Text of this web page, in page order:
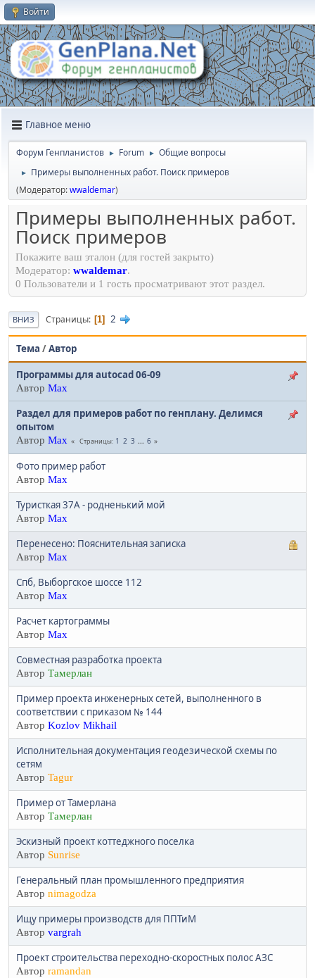
Войти
Главное меню
Форум Генпланистов ► Forum ► Общие вопросы
►
Примеры выполненных работ. Поиск примеров
(Модератор:wwaldemar)
Примеры выполненных работ.
Поиск примеров
Покажите ваш эталон (для гостей закрыто)
Модератор: wwaldemar.
0 Пользователи и 1 гость просматривают этот раздел.
ВНИЗ Страницы 1 2
Тема /Автор
Программы для autocad 06-09
Автор Max
Раздел для примеров работ по генплану. Делимся
опытом
Автор Max Страницы 1 2 3 ... 6
Фото пример работ
Автор Max
Туристкая 37А - родненький мой
Автор Max
Перенесено: Пояснительная записка
Автор Max
Спб, Выборгское шоссе 112
Автор Max
Расчет картограммы
Автор Max
Совместная разработка проекта
Автор Тамерлан
Пример проекта инженерных сетей, выполненного в
соответствии с приказом № 144
Автор Kozlov Mikhail
Исполнительная документация геодезической схемы по
сетям
Автор Tagur
Пример от Тамерлана
Автор Тамерлан
Эскизный проект коттеджного поселка
Автор Sunrise
Генеральный план промышленного предприятия
Автор nimagodza
Ищу примеры производств для ППТиМ
Автор vargrah
Проект строительства переходно-скоростных полос АЗС
Автор ramandan